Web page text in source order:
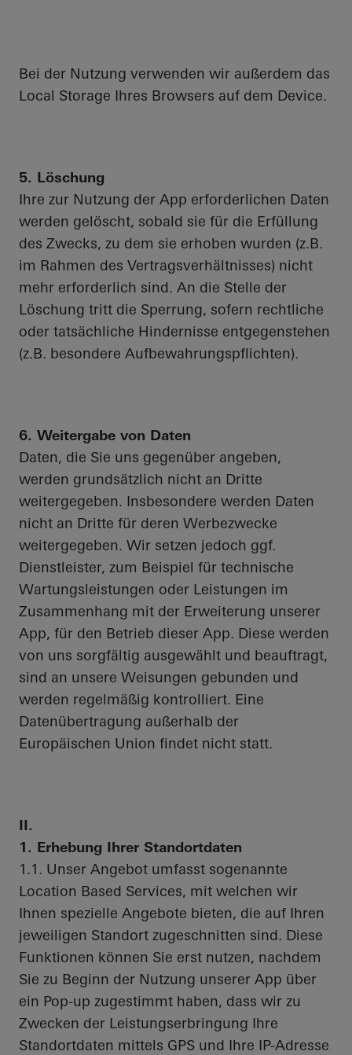
Bei der Nutzung verwenden wir außerdem das
Local Storage Ihres Browsers auf dem Device.
5. Löschung
Ihre zur Nutzung der App erforderlichen Daten
werden gelöscht, sobald sie für die Erfüllung
des Zwecks, zu dem sie erhoben wurden (z.B.
im Rahmen des Vertragsverhältnisses) nicht
mehr erforderlich sind. An die Stelle der
Löschung tritt die Sperrung, sofern rechtliche
oder tatsächliche Hindernisse entgegenstehen
(z.B. besondere Aufbewahrungspflichten).
6. Weitergabe von Daten
Daten, die Sie uns gegenüber angeben,
werden grundsätzlich nicht an Dritte
weitergegeben. Insbesondere werden Daten
nicht an Dritte für deren Werbezwecke
weitergegeben. Wir setzen jedoch ggf.
Dienstleister, zum Beispiel für technische
Wartungsleistungen oder Leistungen im
Zusammenhang mit der Erweiterung unserer
App, für den Betrieb dieser App. Diese werden
von uns sorgfältig ausgewählt und beauftragt,
sind an unsere Weisungen gebunden und
werden regelmäßig kontrolliert. Eine
Datenübertragung außerhalb der
Europäischen Union findet nicht statt.
II.
1. Erhebung Ihrer Standortdaten
1.1. Unser Angebot umfasst sogenannte
Location Based Services, mit welchen wir
Ihnen spezielle Angebote bieten, die auf Ihren
jeweiligen Standort zugeschnitten sind. Diese
Funktionen können Sie erst nutzen, nachdem
Sie zu Beginn der Nutzung unserer App über
ein Pop-up zugestimmt haben, dass wir zu
Zwecken der Leistungserbringung Ihre
Standortdaten mittels GPS und Ihre IP-Adresse